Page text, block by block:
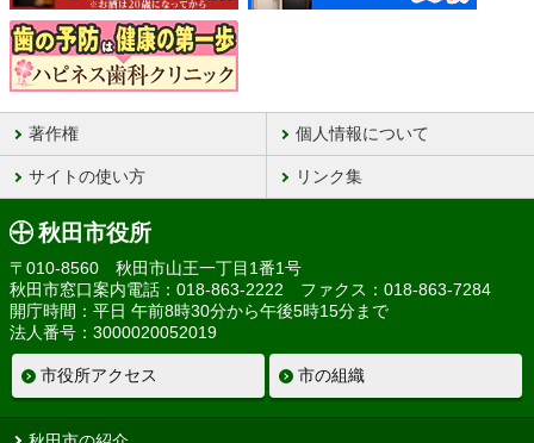
著作権 個人情報について
サイトの使い方 リンク集
秋田市役所
〒010-8560 秋田市山王一丁目1番1号
秋田市窓口案内電話：018-863-2222 ファクス：018-863-7284
開庁時間：平日 午前8時30分から午後5時15分まで
法人番号：3000020052019
市役所アクセス 市の組織